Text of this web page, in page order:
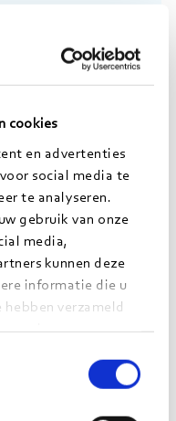
cookies
en advertenties
social media te
te analyseren.
gebruik van onze
media,
kunnen deze
informatie die u
verzameld
services.
van een team
huur/verhuur,
opstellen van de
gestudeerd aan
zij is opgeleid tot
de ondersteunende
primaire proces van
taken binnen
een deel van de
rekening.